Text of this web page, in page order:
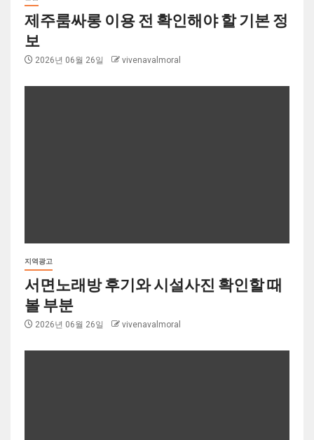
제주룸싸롱 이용 전 확인해야 할 기본 정
보
2026년 06월 26일 vivenavalmoral
지역광고
서면노래방 후기와 시설사진 확인할 때
볼 부분
2026년 06월 26일 vivenavalmoral